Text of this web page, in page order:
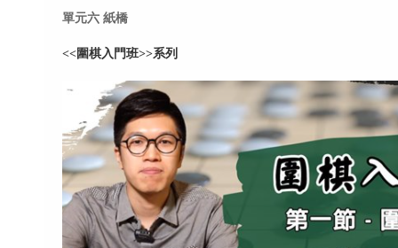
單元六 紙橋
<<圍棋入門班>>系列